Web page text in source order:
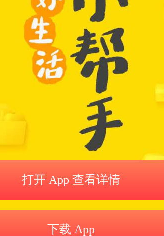
打开 App 查看详情
下载 App